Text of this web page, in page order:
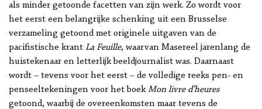
als minder getoonde facetten van zijn werk. Zo wordt voor
het eerst een belangrijke schenking uit een Brusselse
verzameling getoond met originele uitgaven van de
pacifistische krant La Feuille, waarvan Masereel jarenlang de
huistekenaar en letterlijk beeldjournalist was. Daarnaast
wordt – tevens voor het eerst – de volledige reeks pen- en
penseeltekeningen voor het boekMon livre d’heures
getoond, waarbij de overeenkomsten maar tevens de